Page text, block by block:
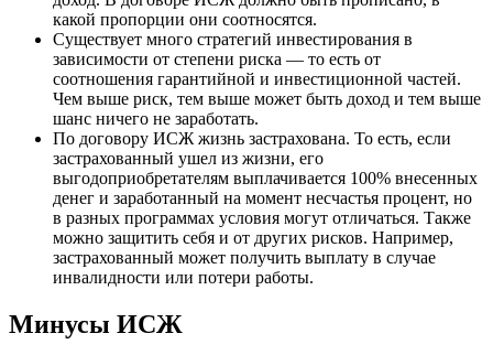
какой пропорции они соотносятся.
Существует много стратегий инвестирования в
зависимости от степени риска — то есть от
соотношения гарантийной и инвестиционной частей.
Чем выше риск, тем выше может быть доход и тем выше
шанс ничего не заработать.
По договору ИСЖ жизнь застрахована. То есть, если
застрахованный ушел из жизни, его
выгодоприобретателям выплачивается 100% внесенных
денег и заработанный на момент несчастья процент, но
в разных программах условия могут отличаться. Также
можно защитить себя и от других рисков. Например,
застрахованный может получить выплату в случае
инвалидности или потери работы.
Минусы ИСЖ